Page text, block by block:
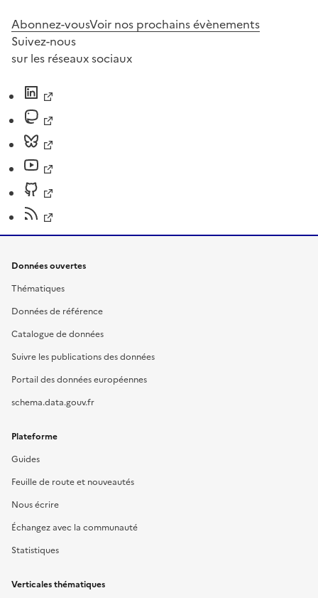
Abonnez-vousVoir nos prochains évènements
Suivez-nous
sur les réseaux sociaux
Données ouvertes
Thématiques
Données de référence
Catalogue de données
Suivre les publications des données
Portail des données européennes
schema.data.gouv.fr
Plateforme
Guides
Feuille de route et nouveautés
Nous écrire
Échangez avec la communauté
Statistiques
Verticales thématiques